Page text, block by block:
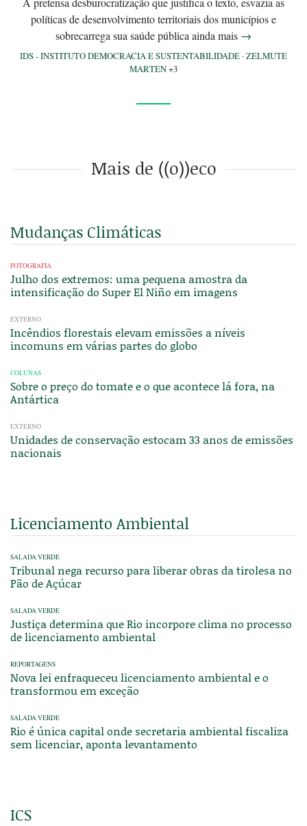
políticas de desenvolvimento territoriais dos municípios e
sobrecarrega sua saúde pública ainda mais →
IDS - INSTITUTO DEMOCRACIA E SUSTENTABILIDADE ·ZELMUTE
MARTEN+3
Mais de ((o))eco
Mudanças Climáticas
FOTOGRAFIA
Julho dos extremos: uma pequena amostra da
intensificação do Super El Niño em imagens
EXTERNO
Incêndios florestais elevam emissões a níveis
incomuns em várias partes do globo
COLUNAS
Sobre o preço do tomate e o que acontece lá fora, na
Antártica
EXTERNO
Unidades de conservação estocam 33 anos de emissões
nacionais
Licenciamento Ambiental
SALADA VERDE
Tribunal nega recurso para liberar obras da tirolesa no
Pão de Açúcar
SALADA VERDE
Justiça determina que Rio incorpore clima no processo
de licenciamento ambiental
REPORTAGENS
Nova lei enfraqueceu licenciamento ambiental e o
transformou em exceção
SALADA VERDE
Rio é única capital onde secretaria ambiental fiscaliza
sem licenciar, aponta levantamento
ICS